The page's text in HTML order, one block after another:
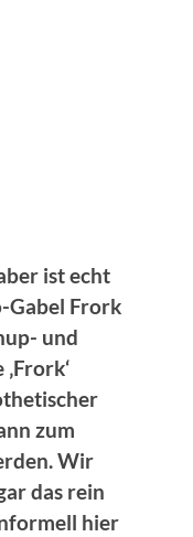
ist echt
Gabel Frork
und
zum
Wir
das rein
hier